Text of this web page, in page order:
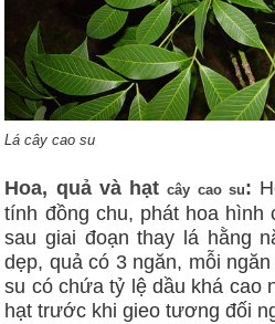
Lá cây cao su
Hoa, quả và hạtcây cao su:
tính đồng chu, phát hoa hình
sau giai đoạn thay lá hằng
dẹp, quả có 3 ngăn, mỗi
su có chứa tỷ lệ dầu khá cao
hạt trước khi gieo tương đối